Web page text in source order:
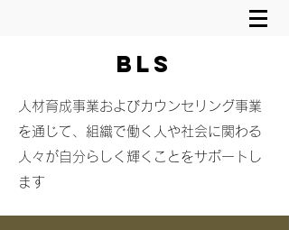
BLS
​人材育成事業およびカウンセリング事業
を通じて、組織で働く人や社会に関わる
人々が自分らしく輝くことをサポートし
ます